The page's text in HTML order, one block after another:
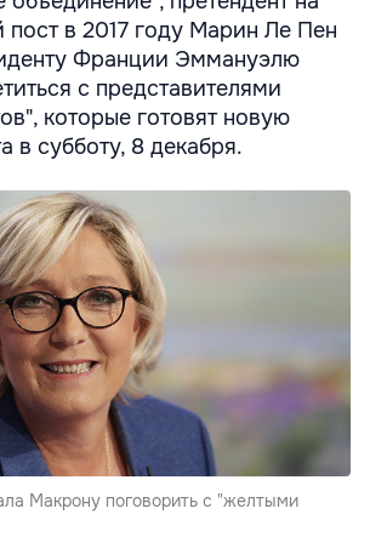
пост в 2017 году Марин Ле Пен
Франции Эммануэлю
с представителями
которые готовят новую
в субботу, 8 декабря.
Макрону поговорить с "желтыми